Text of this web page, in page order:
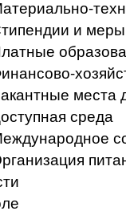
и
места
среда